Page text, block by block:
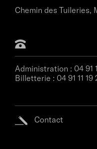
Chemin des Tuileries,
Administration : 04 91
Billetterie : 04 91 11 19
Contact